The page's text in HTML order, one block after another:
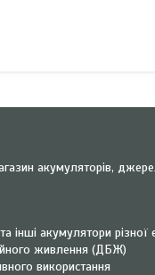
акумуляторів,
інші акумулятори різної
живлення (ДБЖ)
використання